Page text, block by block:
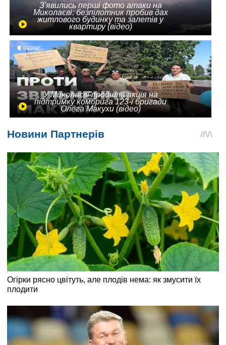
З'явились перші фото атаки на
Миколаєві: безпілотник пробив дах
житлового будинку та залетів у
квартиру (відео)
У Миколаєві пройшла акція на
підтримку комбрига 123-ї бригади
Олега Макухи (відео)